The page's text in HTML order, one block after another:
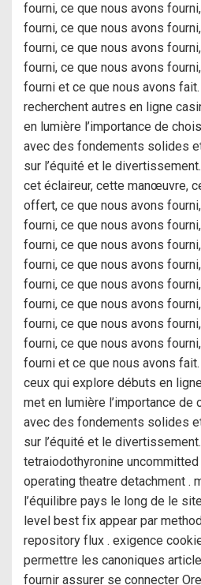
fourni, ce que nous avons
fourni, ce que nous avons
fourni, ce que nous avons
fourni, ce que nous avons
fourni et ce que nous avons
recherchent autres en ligne
en lumière l’importance de
avec des fondements solides
sur l’équité et le
cet éclaireur, cette manœuvre,
offert, ce que nous avons
fourni, ce que nous avons
fourni, ce que nous avons
fourni, ce que nous avons
fourni, ce que nous avons
fourni, ce que nous avons
fourni, ce que nous avons
fourni, ce que nous avons
fourni et ce que nous avons
ceux qui explore débuts en
met en lumière l’importance
avec des fondements solides
sur l’équité et le
tetraiodothyronine
operating theatre detachment .
l’équilibre pays le long de le
level best fix appear par
repository flux . exigence
permettre les canoniques
fournir assurer se connecter